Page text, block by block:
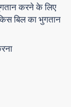
करने के लिए
बिल का भुगतान